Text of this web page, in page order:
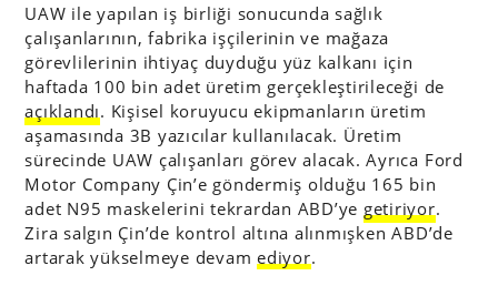
UAW ile yapılan iş birliği sonucunda sağlık
çalışanlarının, fabrika işçilerinin ve mağaza
görevlilerinin ihtiyaç duyduğu yüz kalkanı için
haftada 100 bin adet üretim gerçekleştirileceği de
açıklandı. Kişisel koruyucu ekipmanların üretim
aşamasında 3B yazıcılar kullanılacak. Üretim
sürecinde UAW çalışanları görev alacak. Ayrıca Ford
Motor Company Çin’e göndermiş olduğu 165 bin
adet N95 maskelerini tekrardan ABD’ye getiriyor.
Zira salgın Çin’de kontrol altına alınmışken ABD’de
artarak yükselmeye devamediyor.